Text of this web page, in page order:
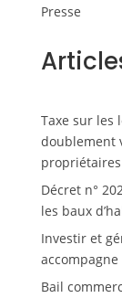
Presse
Taxe sur les
doublement
Décret n°
les baux
Investir et
Bail